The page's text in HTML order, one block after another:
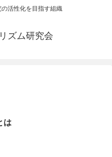
活性化を目指す組織
ズム研究会
は